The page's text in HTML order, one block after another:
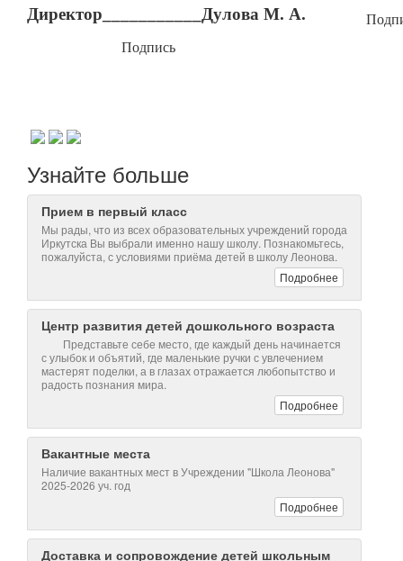
Директор Дулова М. А.
Подпись
Узнайте больше
Прием в первый класс
Мы рады, что из всех образовательных учреждений города
Иркутска Вы выбрали именно нашу школу. Познакомьтесь,
пожалуйста, с условиями приёма детей в школу Леонова.
Подробнее
Центр развития детей дошкольного возраста
Представьте себе место, где каждый день начинается
с улыбок и объятий, где маленькие ручки с увлечением
мастерят поделки, а в глазах отражается любопытство и
радость познания мира.
Подробнее
Вакантные места
Наличие вакантных мест в Учреждении "Школа Леонова"
2025-2026 уч. год
Подробнее
Доставка и сопровождение детей школьным